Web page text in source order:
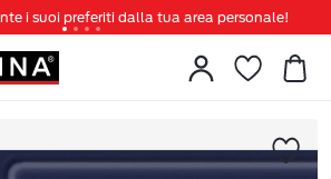
i suoi preferiti dalla tua area personale!
novità ti aspettano, non perderteli!
gratuita a partire da 49 €